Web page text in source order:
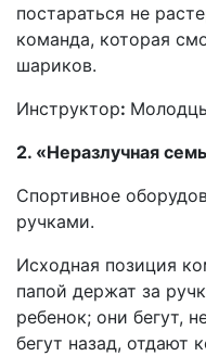
постараться не
команда, которая
шариков.
Инструктор:
2. «Неразлучная
Спортивное
ручками.
Исходная позиция
папой держат за
ребенок; они бегут,
бегут назад, отдают